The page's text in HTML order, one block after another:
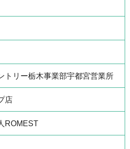
トリー栃木事業部宇都宮営業所
店
ROMEST